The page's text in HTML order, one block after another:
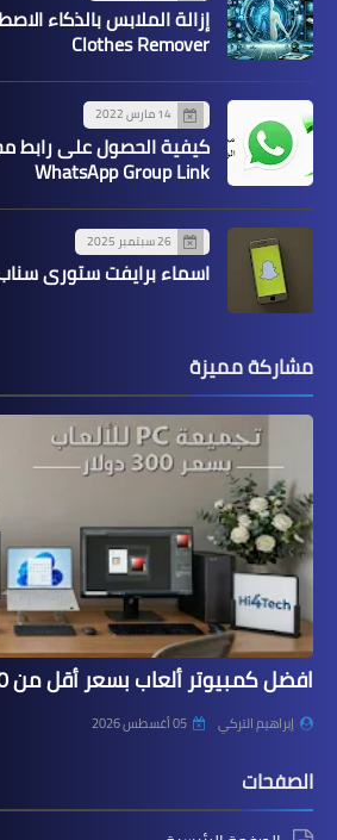
Clothes Remover
14 مارس 2022
كيفية الحصول على رابط
WhatsApp Group Link
26 سبتمبر 2025
اسماء برايفت ستوري سناب
مشاركة مميزة
افضل كمبيوتر ألعاب بسعر أقل من 300 دولار في 2026
إبراهيم التركي 05 أغسطس 2026
الصفحات